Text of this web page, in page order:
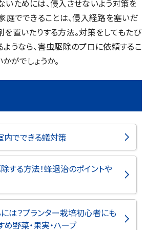
ためには、侵入させないよう対策を
庭でできることは、侵入経路を塞いだ
置いたりする方法。対策をしてもたび
うなら、害虫駆除のプロに依頼するこ
がでしょうか。
内でできる蟻対策
する方法！蜂退治のポイントや
は？プランター栽培初心者にも
野菜・果実・ハーブ